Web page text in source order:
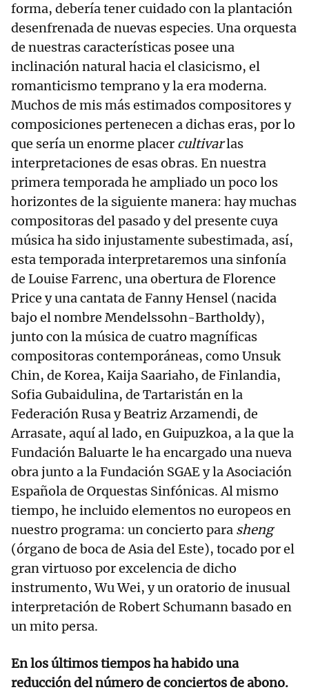
forma, debería tener cuidado con la plantación
desenfrenada de nuevas especies. Una orquesta
de nuestras características posee una
inclinación natural hacia el clasicismo, el
romanticismo temprano y la era moderna.
Muchos de mis más estimados compositores y
composiciones pertenecen a dichas eras, por lo
que sería un enorme placer cultivarlas
interpretaciones de esas obras. En nuestra
primera temporada he ampliado un poco los
horizontes de la siguiente manera: hay muchas
compositoras del pasado y del presente cuya
música ha sido injustamente subestimada, así,
esta temporada interpretaremos una sinfonía
de Louise Farrenc, una obertura de Florence
Price y una cantata de Fanny Hensel (nacida
bajo el nombre Mendelssohn-Bartholdy),
junto con la música de cuatro magníficas
compositoras contemporáneas, como Unsuk
Chin, de Korea, Kaija Saariaho, de Finlandia,
Sofia Gubaidulina, de Tartaristán en la
Federación Rusa y Beatriz Arzamendi, de
Arrasate, aquí al lado, en Guipuzkoa, a la que la
Fundación Baluarte le ha encargado una nueva
obra junto a la Fundación SGAE y la Asociación
Española de Orquestas Sinfónicas. Al mismo
tiempo, he incluido elementos no europeos en
nuestro programa: un concierto para sheng
(órgano de boca de Asia del Este), tocado por el
gran virtuoso por excelencia de dicho
instrumento, Wu Wei, y un oratorio de inusual
interpretación de Robert Schumann basado en
un mito persa.
En los últimos tiempos ha habido una
reducción del número de conciertos de abono.